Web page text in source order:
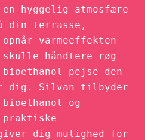
hyggelig atmosfære
din terrasse,
varmeeffekten
håndtere røg
pejse den
dig. Silvan tilbyder
og
praktiske
dig mulighed for